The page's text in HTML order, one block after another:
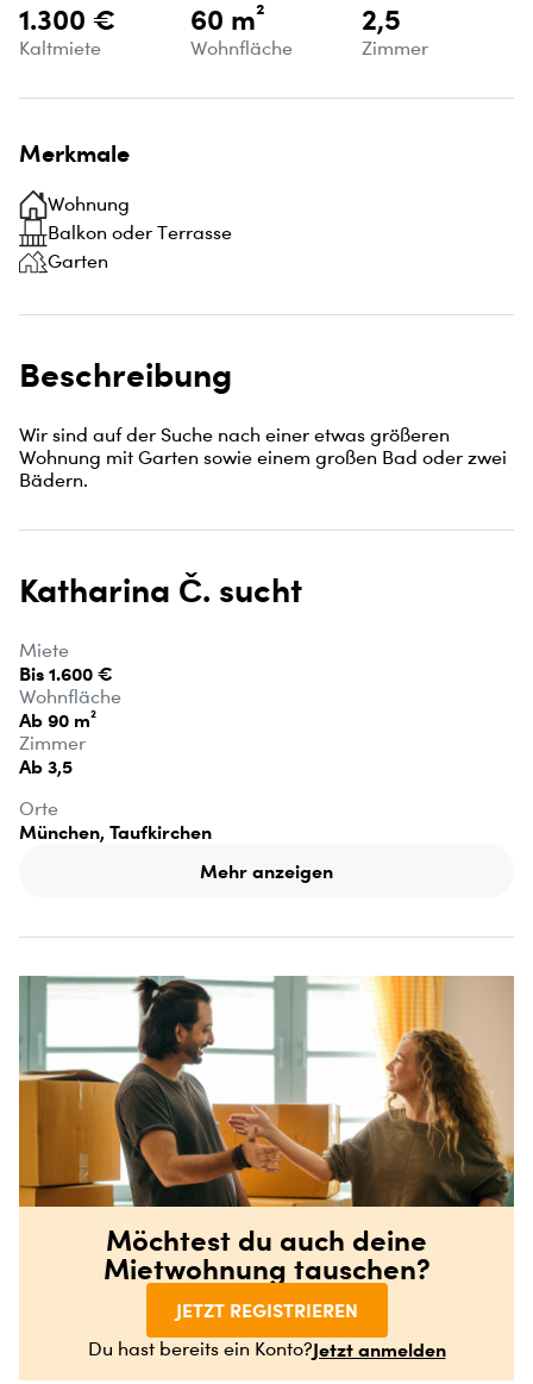
1.300 €
Kaltmiete
60 m²
Wohnfläche
2,5
Zimmer
Merkmale
Wohnung
Balkon oder Terrasse
Garten
Beschreibung
Wir sind auf der Suche nach einer etwas größeren
Wohnung mit Garten sowie einem großen Bad oder zwei
Bädern.
Katharina Č. sucht
Miete
Bis 1.600 €
Wohnfläche
Ab 90 m²
Zimmer
Ab 3,5
Orte
München, Taufkirchen
Mehr anzeigen
Möchtest du auch deine
Mietwohnung tauschen?
JETZT REGISTRIEREN
Du hast bereits ein Konto?Jetzt anmelden